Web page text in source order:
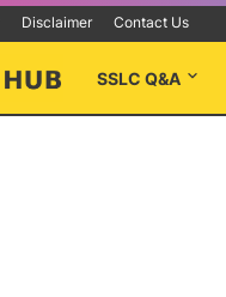
Disclaimer Contact Us
SSLC Q&A